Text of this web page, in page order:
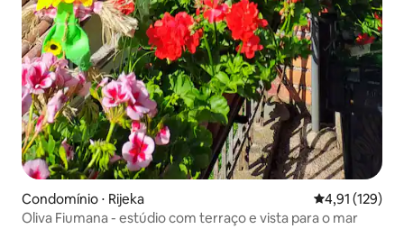
Condomínio ⋅ Rijeka 4,91 de uma
4,91 (129)
Oliva Fiumana - estúdio com terraço e vista para o mar